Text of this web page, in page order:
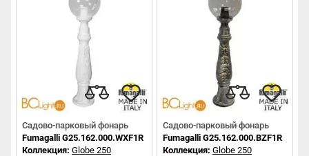
Садово-парковый фонарь
Fumagalli G25.162.000.WXF1R
Коллекция: Globe 250
Садово-парковый фонарь
Fumagalli G25.162.000.BZF1R
Коллекция: Globe 250